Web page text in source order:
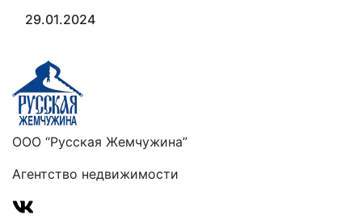
29.01.2024
ООО “Русская Жемчужина”
Агентство недвижимости